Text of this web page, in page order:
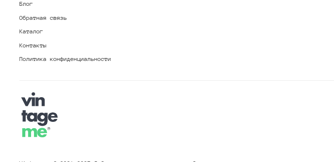
Блог
Обратная связь
Каталог
Контакты
Политика конфиденциальности